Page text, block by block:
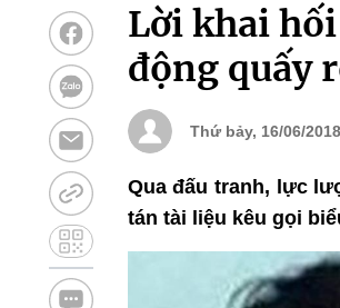
Lời khai
động quấy
Thứ bảy, 16/06/
Qua đấu tranh, lực
tán tài liệu kêu gọi